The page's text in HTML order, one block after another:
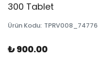
300 Tablet
Ürün Kodu: TPRV008_74776
₺ 900.00